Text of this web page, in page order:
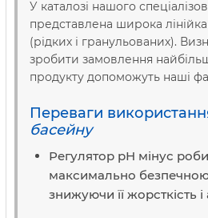
У каталозі нашого
представлена широка
(рідких і гранульованих).
зробити замовлення
продукту допоможуть наші
Переваги
басейну
Регулятор рН мінус
максимально
знижуючи її жорсткість і